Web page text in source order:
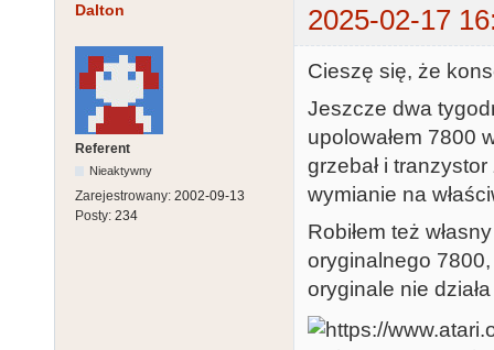
Dalton 2025-02-17
Referent
Nieaktywny
Zarejestrowany: 2002-09-13
Posty: 234
Cieszę się, że
Jeszcze dwa
upolowałem 7800
grzebał i
wymianie na
Robiłem też
oryginalnego 7800,
oryginale nie